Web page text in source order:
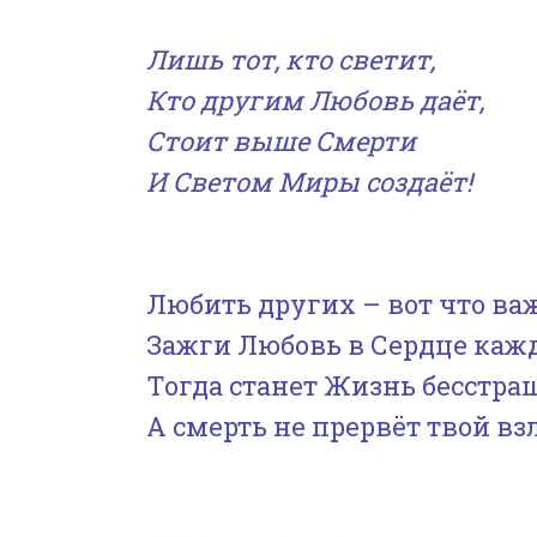
Лишь тот, кто светит,
Кто другим Любовь даёт,
Стоит выше Смерти
И Светом Миры создаёт!
Любить других – вот что
Зажги Любовь в Сердце
Тогда станет Жизнь
А смерть не прервёт твой